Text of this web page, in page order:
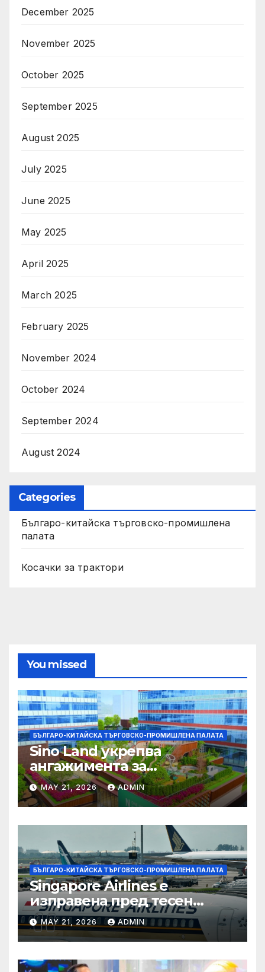
December 2025
November 2025
October 2025
September 2025
August 2025
July 2025
June 2025
May 2025
April 2025
March 2025
February 2025
November 2024
October 2024
September 2024
August 2024
Categories
Българо-китайска търговско-промишлена
палата
Косачки за трактори
You missed
БЪЛГАРО-КИТАЙСКА ТЪРГОВСКО-ПРОМИШЛЕНА ПАЛАТА
Sino Land укрепва
ангажимента за
устойчивост с глобално
признание
MAY 21, 2026 ADMIN
БЪЛГАРО-КИТАЙСКА ТЪРГОВСКО-ПРОМИШЛЕНА ПАЛАТА
Singapore Airlines е
изправена пред тесен
прозорец за спечелване на
пазарен дял от
конкурентите си от
Персийския залив
MAY 21, 2026 ADMIN